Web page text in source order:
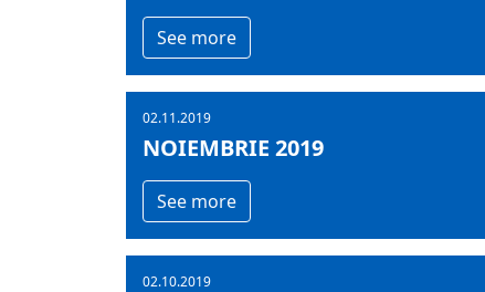
See more
02.11.2019
NOIEMBRIE 2019
See more
02.10.2019